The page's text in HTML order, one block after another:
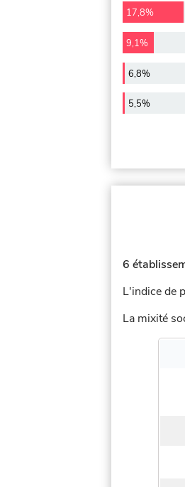
17,8%
9,1%
6,8%
5,5%
6
L'indice de
La mixité